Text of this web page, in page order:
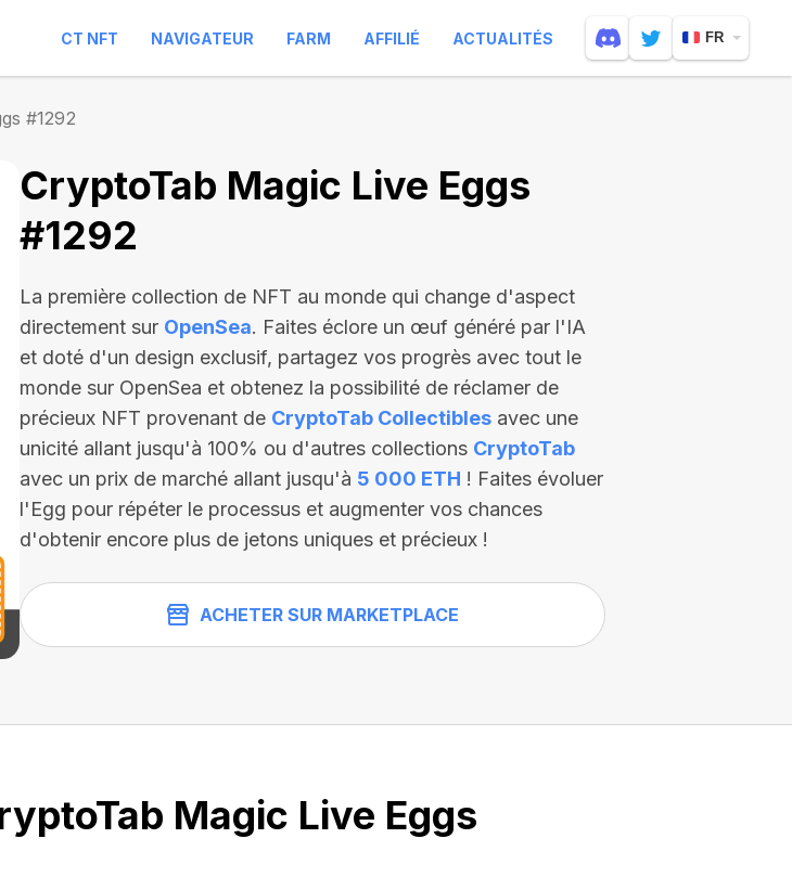
CT NFT NAVIGATEUR FARM AFFILIÉ ACTUALITÉS FR
#1292
CryptoTab Magic Live Eggs
#1292
La première collection de NFT au monde qui change d'aspect
directement sur OpenSea. Faites éclore un œuf généré par l'IA
et doté d'un design exclusif, partagez vos progrès avec tout le
monde sur OpenSea et obtenez la possibilité de réclamer de
précieux NFT provenant de CryptoTab Collectibles avec une
unicité allant jusqu'à 100% ou d'autres collections CryptoTab
avec un prix de marché allant jusqu'à 5 000 ETH ! Faites évoluer
l'Egg pour répéter le processus et augmenter vos chances
d'obtenir encore plus de jetons uniques et précieux !
ACHETER SUR MARKETPLACE
Magic Live Eggs